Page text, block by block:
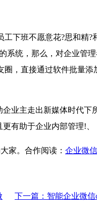
班不愿意花?思和精?
统，那么，对企业管
，直接通过软件批量
主走出新媒体时代下
有助于企业内部管理!、
家。合作阅读： 企业微
下一篇：智能企业微